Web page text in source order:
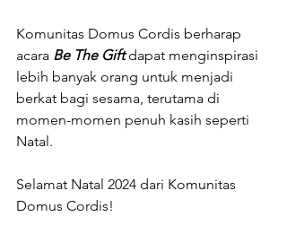
Komunitas Domus Cordis berharap
acara Be The Gift dapat menginspirasi
lebih banyak orang untuk menjadi
berkat bagi sesama, terutama di
momen-momen penuh kasih seperti
Natal.
Selamat Natal 2024 dari Komunitas
Domus Cordis!